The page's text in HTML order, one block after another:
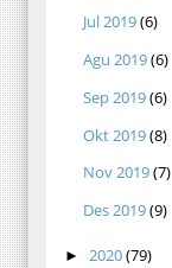
Jul 2019(6)
Agu 2019(6)
Sep 2019(6)
Okt 2019(8)
Nov 2019(7)
Des 2019(9)
► 2020(79)